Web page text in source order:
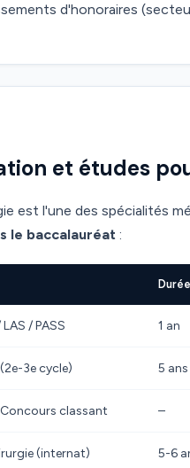
d'honoraires
et études
est l'une des spécialités
le baccalauréat :
Durée
LAS / PASS 1 an
3e cycle) 5 ans
classant –
(internat) 5-6